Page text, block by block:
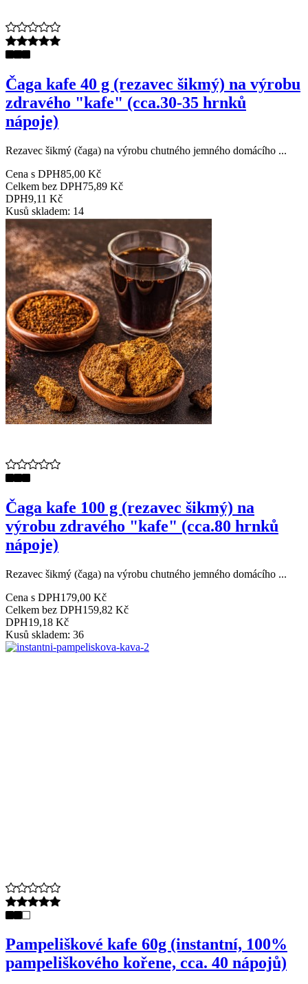
Čaga kafe 40 g (rezavec šikmý) na výrobu
zdravého "kafe" (cca.30-35 hrnků
nápoje)
Rezavec šikmý (čaga) na výrobu chutného jemného domácího ...
Cena s DPH85,00 Kč
Celkem bez DPH75,89 Kč
DPH9,11 Kč
Kusů skladem: 14
Čaga kafe 100 g (rezavec šikmý) na
výrobu zdravého "kafe" (cca.80 hrnků
nápoje)
Rezavec šikmý (čaga) na výrobu chutného jemného domácího ...
Cena s DPH179,00 Kč
Celkem bez DPH159,82 Kč
DPH19,18 Kč
Kusů skladem: 36
Pampeliškové kafe 60g (instantní, 100%
pampeliškového kořene, cca. 40 nápojů)